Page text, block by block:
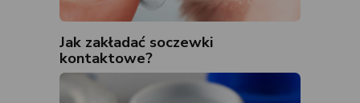
Jak zakładać soczewki
kontaktowe?